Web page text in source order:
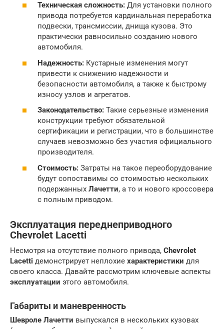
Техническая сложность: Для установки полного
привода потребуется кардинальная переработка
подвески, трансмиссии, днища кузова. Это
практически равносильно созданию нового
автомобиля.
Надежность: Кустарные изменения могут
привести к снижению надежности и
безопасности автомобиля, а также к быстрому
износу узлов и агрегатов.
Законодательство: Такие серьезные изменения
конструкции требуют обязательной
сертификации и регистрации, что в большинстве
случаев невозможно без участия официального
производителя.
Стоимость: Затраты на такое переоборудование
будут сопоставимы со стоимостью нескольких
подержанных Лачетти, а то и нового кроссовера
с полным приводом.
Эксплуатация переднеприводного
Chevrolet Lacetti
Несмотря на отсутствие полного привода, Chevrolet
Lacetti демонстрирует неплохие характеристики для
своего класса. Давайте рассмотрим ключевые аспекты
эксплуатации этого автомобиля.
Габариты и маневренность
Шевроле Лачетти выпускался в нескольких кузовах